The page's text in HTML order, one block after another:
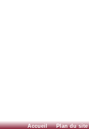
Accueil Plan du site